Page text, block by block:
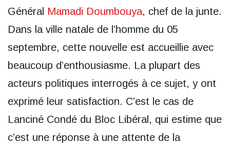
Général Mamadi Doumbouya, chef de la junte.
Dans la ville natale de l’homme du 05
septembre, cette nouvelle est accueillie avec
beaucoup d’enthousiasme. La plupart des
acteurs politiques interrogés à ce sujet, y ont
exprimé leur satisfaction. C’est le cas de
Lanciné Condé du Bloc Libéral, qui estime que
c’est une réponse à une attente de la